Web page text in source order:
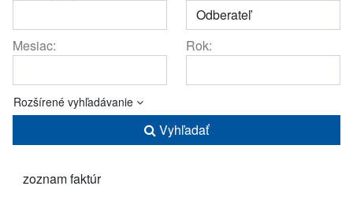
Mesiac: Rok:
Rozšírené vyhľadávanie
Vyhľadať
zoznam faktúr